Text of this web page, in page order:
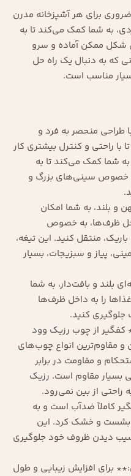
برای هر آشپزخانه مدرن
به شما کمک می‌کند تا به
شکل ممکن آماده و سرو
که به دنبال یک راه حل
مناسب است.
منحصر به فرد و
با راحتی و کنترل بیشتری کار
شما کمک می‌کند تا به
خصوص سینی‌های بزرگ و
و بلند، به شما امکان
ظرف‌ها، به خصوص
منتقل کنید. این تیغه،
پیاز و سبزیجات، بسیار
بلند و بافت‌دار، به شما
را به داخل ظرف‌ها
کنید.
از چوب رزیک وود
مقاوم‌ترین انواع چوب‌های
و مقاومت در برابر
بسیار مقاوم است. رزیک
از بین نمی‌رود.
کاملاً ضدآب است و به
بشست و خشک کرد. این
دیدن ظروف خود جلوگیری
برای افزایش زیبایی و طول